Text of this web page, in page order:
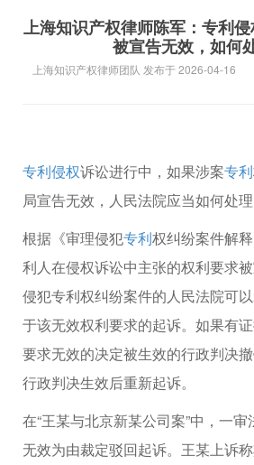
上海知识产权律师陈军：专利
被宣告无效，如何
上海知识产权律师团队 发布于 2026-04-16
专利侵权诉讼进行中，如果涉案专利
局宣告无效，人民法院应当如何处理
根据《审理侵犯专利权纠纷案件解
利人在侵权诉讼中主张的权利要求
侵犯专利权纠纷案件的人民法院可
于该无效权利要求的起诉。如果有
要求无效的决定被生效的行政判决
行政判决生效后重新起诉。
在“王某与北京新某公司案”中，一
无效为由裁定驳回起诉。王某上诉